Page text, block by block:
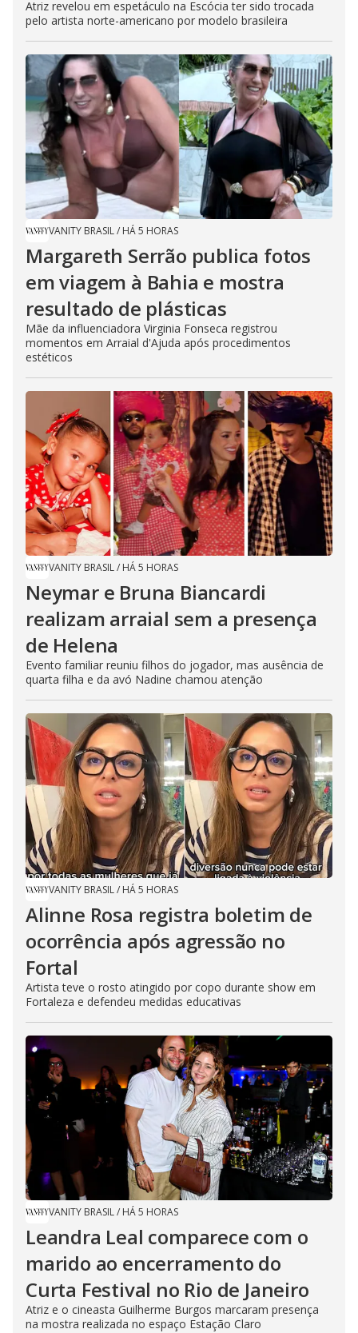
Atriz revelou em espetáculo na Escócia ter sido trocada
pelo artista norte-americano por modelo brasileira
VANITY BRASIL/ HÁ 5 HORAS
Margareth Serrão publica fotos
em viagem à Bahia e mostra
resultado de plásticas
Mãe da influenciadora Virginia Fonseca registrou
momentos em Arraial d'Ajuda após procedimentos
estéticos
VANITY BRASIL/ HÁ 5 HORAS
Neymar e Bruna Biancardi
realizam arraial sem a presença
de Helena
Evento familiar reuniu filhos do jogador, mas ausência de
quarta filha e da avó Nadine chamou atenção
VANITY BRASIL/ HÁ 5 HORAS
Alinne Rosa registra boletim de
ocorrência após agressão no
Fortal
Artista teve o rosto atingido por copo durante show em
Fortaleza e defendeu medidas educativas
VANITY BRASIL/ HÁ 5 HORAS
Leandra Leal comparece com o
marido ao encerramento do
Curta Festival no Rio de Janeiro
Atriz e o cineasta Guilherme Burgos marcaram presença
na mostra realizada no espaço Estação Claro